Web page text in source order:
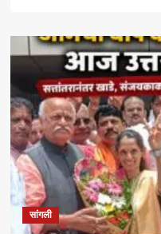
मिरजेतील
आयडियल
स्मार्ट
स्कूलमध्ये
दहावीच्या
विद्यार्थी
मंत्रिमंडळाचा
पदग्रहण
सोहळा
सांगली